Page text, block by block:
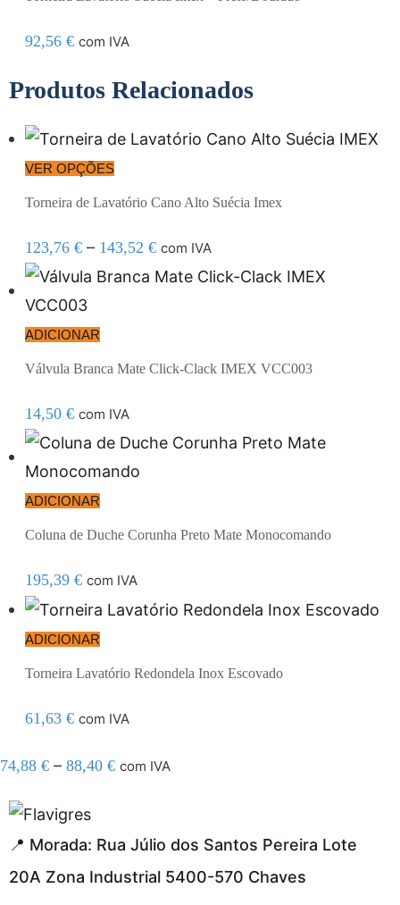
92,56 € com IVA
Produtos Relacionados
VER OPÇÕES
Torneira de Lavatório Cano Alto Suécia Imex
123,76 € – 143,52 € com IVA
ADICIONAR
Válvula Branca Mate Click-Clack IMEX VCC003
14,50 € com IVA
ADICIONAR
Coluna de Duche Corunha Preto Mate Monocomando
195,39 € com IVA
ADICIONAR
Torneira Lavatório Redondela Inox Escovado
61,63 € com IVA
74,88 € – 88,40 € com IVA
resmi adresi
📍 Morada: Rua Júlio dos Santos Pereira Lote
20A Zona Industrial 5400-570 Chaves